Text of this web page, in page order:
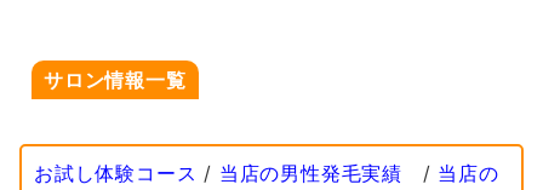
サロン情報一覧
お試し体験コース / 当店の男性発毛実績 / 当店の